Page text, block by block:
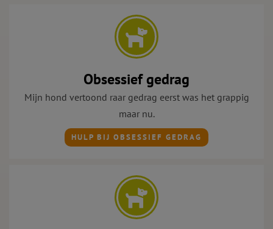
Obsessief gedrag
Mijn hond vertoond raar gedrag eerst was het grappig
maar nu.
HULP BIJ OBSESSIEF GEDRAG